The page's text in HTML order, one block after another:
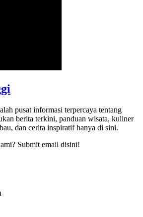
pusat informasi terpercaya tentang
berita terkini, panduan wisata, kuliner
dan cerita inspiratif hanya di sini.
Submit email disini!